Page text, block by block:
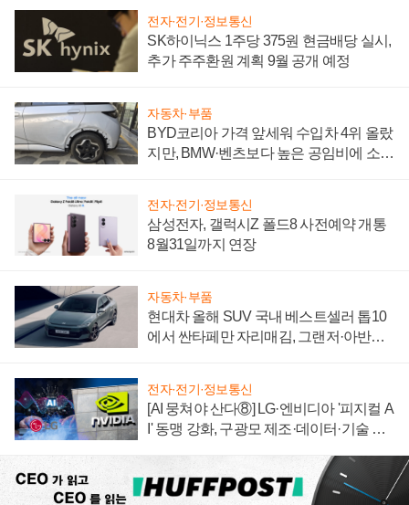
전자·전기·정보통신
SK하이닉스 1주당 375원 현금배당 실시,
추가 주주환원 계획 9월 공개 예정
자동차·부품
BYD코리아 가격 앞세워 수입차 4위 올랐
지만, BMW·벤츠보다 높은 공임비에 소비
전자·전기·정보통신
삼성전자, 갤럭시Z 폴드8 사전예약 개통
8월31일까지 연장
자동차·부품
현대차 올해 SUV 국내 베스트셀러 톱10
에서 싼타페만 자리매김, 그랜저·아반떼
전자·전기·정보통신
[AI 뭉쳐야 산다⑧] LG·엔비디아 '피지컬 A
I' 동맹 강화, 구광모 제조·데이터·기술 결